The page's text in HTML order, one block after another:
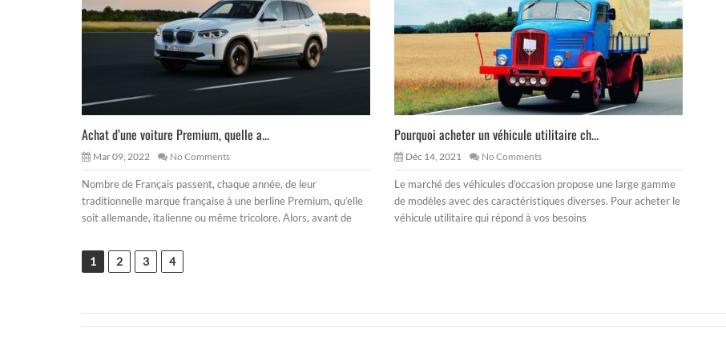
Achat d’une voiture Premium, quelle a...
Mar 09, 2022 No Comments
Nombre de Français passent, chaque année, de leur
traditionnelle marque française à une berline Premium, qu’elle
soit allemande, italienne ou même tricolore. Alors, avant de
Pourquoi acheter un véhicule utilitaire ch...
Déc 14, 2021 No Comments
Le marché des véhicules d’occasion propose une large gamme
de modèles avec des caractéristiques diverses. Pour acheter le
véhicule utilitaire qui répond à vos besoins
1 2 3 4